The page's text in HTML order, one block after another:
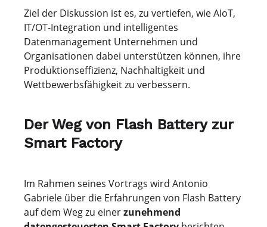
Ziel der Diskussion ist es, zu vertiefen, wie AIoT,
IT/OT-Integration und intelligentes
Datenmanagement Unternehmen und
Organisationen dabei unterstützen können, ihre
Produktionseffizienz, Nachhaltigkeit und
Wettbewerbsfähigkeit zu verbessern.
Der Weg von Flash Battery zur
Smart Factory
Im Rahmen seines Vortrags wird Antonio
Gabriele über die Erfahrungen von Flash Battery
auf dem Weg zu einerzunehmend